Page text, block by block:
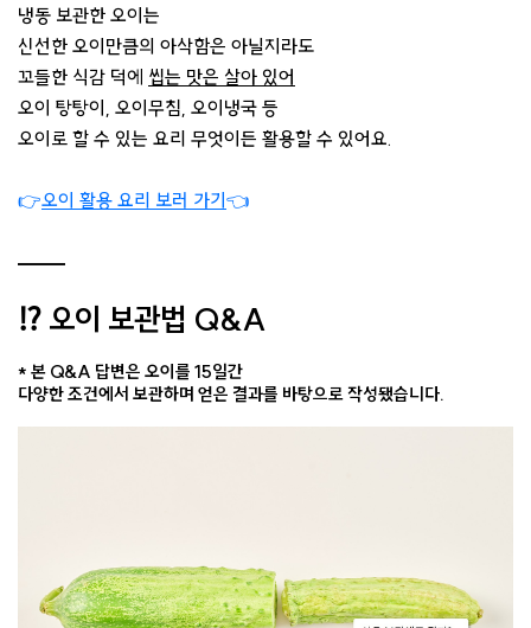
냉동 보관한 오이는
신선한 오이만큼의 아삭함은 아닐지라도
꼬들한 식감 덕에 씹는 맛은 살아 있어
오이 탕탕이, 오이무침, 오이냉국 등
오이로 할 수 있는 요리 무엇이든 활용할 수 있어요.
👉오이 활용 요리 보러 가기 👈
⁉️ 오이 보관법 Q&A
* 본 Q&A 답변은 오이를 15일간
다양한 조건에서 보관하며 얻은 결과를 바탕으로 작성됐습니다.